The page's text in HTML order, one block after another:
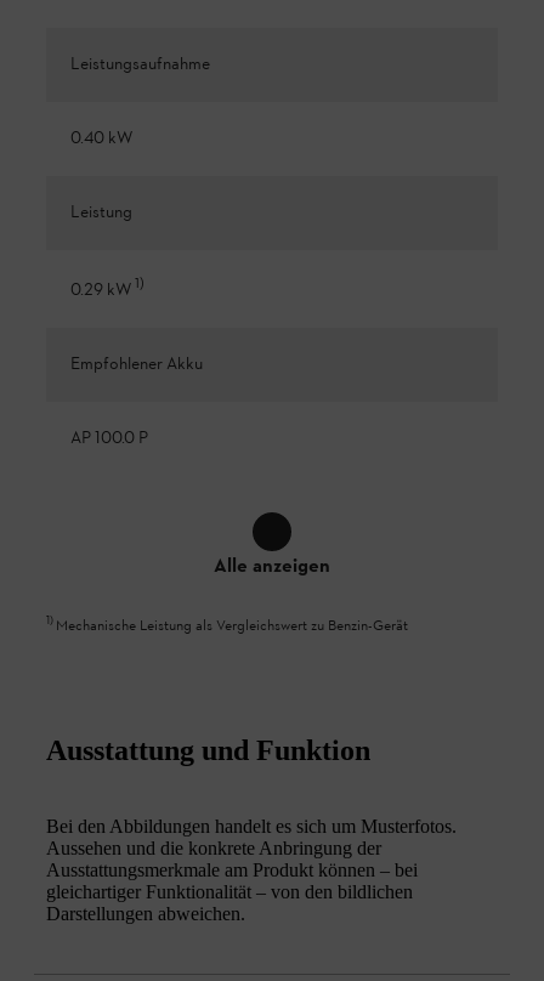
Leistungsaufnahme
0.40 kW
Leistung
0.29 kW1)
Empfohlener Akku
AP 100.0 P
Alle anzeigen
1) Mechanische Leistung als Vergleichswert zu Benzin-Gerät
Ausstattung und Funktion
Bei den Abbildungen handelt es sich um Musterfotos.
Aussehen und die konkrete Anbringung der
Ausstattungsmerkmale am Produkt können – bei
gleichartiger Funktionalität – von den bildlichen
Darstellungen abweichen.